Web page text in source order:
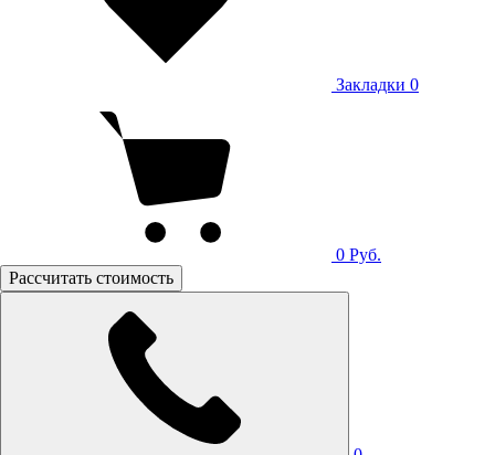
Закладки 0
0 Руб.
Рассчитать стоимость